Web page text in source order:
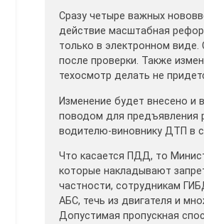
Сразу четыре важных
действие масштабная
только в электронном
после проверки. Также
техосмотр делать не
Изменение будет внесено и
поводом для предъявления
водителю-виновнику ДТП в
Что касается ПДД, то
которые накладывают
частности, сотрудникам
АБС, течь из двигателя и
Допустимая пропускная